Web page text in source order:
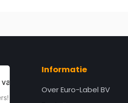
Informatie
Over Euro-Label BV